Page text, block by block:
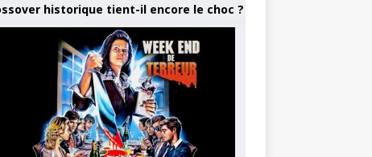
historique tient-il encore le choc ?